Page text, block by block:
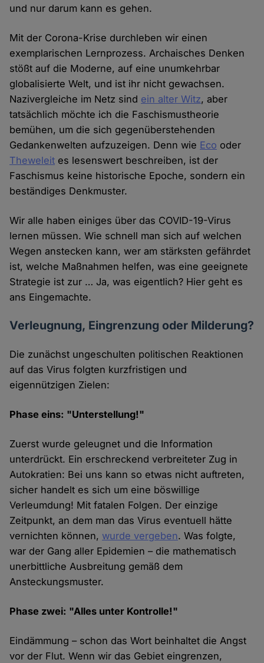
und nur darum kann es gehen.
Mit der Corona-Krise durchleben wir einen
exemplarischen Lernprozess. Archaisches Denken
stößt auf die Moderne, auf eine unumkehrbar
globalisierte Welt, und ist ihr nicht gewachsen.
Nazivergleiche im Netz sind ein alter Witz, aber
tatsächlich möchte ich die Faschismustheorie
bemühen, um die sich gegenüberstehenden
Gedankenwelten aufzuzeigen. Denn wie Eco oder
Theweleit es lesenswert beschreiben, ist der
Faschismus keine historische Epoche, sondern ein
beständiges Denkmuster.
Wir alle haben einiges über das COVID-19-Virus
lernen müssen. Wie schnell man sich auf welchen
Wegen anstecken kann, wer am stärksten gefährdet
ist, welche Maßnahmen helfen, was eine geeignete
Strategie ist zur … Ja, was eigentlich? Hier geht es
ans Eingemachte.
Verleugnung, Eingrenzung oder Milderung?
Die zunächst ungeschulten politischen Reaktionen
auf das Virus folgten kurzfristigen und
eigennützigen Zielen:
Phase eins: "Unterstellung!"
Zuerst wurde geleugnet und die Information
unterdrückt. Ein erschreckend verbreiteter Zug in
Autokratien: Bei uns kann so etwas nicht auftreten,
sicher handelt es sich um eine böswillige
Verleumdung! Mit fatalen Folgen. Der einzige
Zeitpunkt, an dem man das Virus eventuell hätte
vernichten können, wurde vergeben. Was folgte,
war der Gang aller Epidemien – die mathematisch
unerbittliche Ausbreitung gemäß dem
Ansteckungsmuster.
Phase zwei: "Alles unter Kontrolle!"
Eindämmung – schon das Wort beinhaltet die Angst
vor der Flut. Wenn wir das Gebiet eingrenzen,